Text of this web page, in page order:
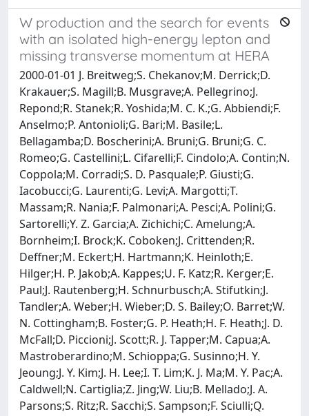
W production and the search for events
with an isolated high-energy lepton and
missing transverse momentum at HERA
2000-01-01 J. Breitweg;S. Chekanov;M. Derrick;D.
Krakauer;S. Magill;B. Musgrave;A. Pellegrino;J.
Repond;R. Stanek;R. Yoshida;M. C. K.;G. Abbiendi;F.
Anselmo;P. Antonioli;G. Bari;M. Basile;L.
Bellagamba;D. Boscherini;A. Bruni;G. Bruni;G. C.
Romeo;G. Castellini;L. Cifarelli;F. Cindolo;A. Contin;N.
Coppola;M. Corradi;S. D. Pasquale;P. Giusti;G.
Iacobucci;G. Laurenti;G. Levi;A. Margotti;T.
Massam;R. Nania;F. Palmonari;A. Pesci;A. Polini;G.
Sartorelli;Y. Z. Garcia;A. Zichichi;C. Amelung;A.
Bornheim;I. Brock;K. Coboken;J. Crittenden;R.
Deffner;M. Eckert;H. Hartmann;K. Heinloth;E.
Hilger;H. P. Jakob;A. Kappes;U. F. Katz;R. Kerger;E.
Paul;J. Rautenberg;H. Schnurbusch;A. Stifutkin;J.
Tandler;A. Weber;H. Wieber;D. S. Bailey;O. Barret;W.
N. Cottingham;B. Foster;G. P. Heath;H. F. Heath;J. D.
McFall;D. Piccioni;J. Scott;R. J. Tapper;M. Capua;A.
Mastroberardino;M. Schioppa;G. Susinno;H. Y.
Jeoung;J. Y. Kim;J. H. Lee;I. T. Lim;K. J. Ma;M. Y. Pac;A.
Caldwell;N. Cartiglia;Z. Jing;W. Liu;B. Mellado;J. A.
Parsons;S. Ritz;R. Sacchi;S. Sampson;F. Sciulli;Q.